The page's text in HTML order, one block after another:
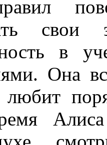
свои
в
Она
любит